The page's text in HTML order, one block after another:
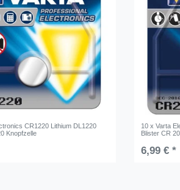
CR1220 Lithium DL1220
Knopfzelle
10 x Varta
Blister CR
6,99 € *